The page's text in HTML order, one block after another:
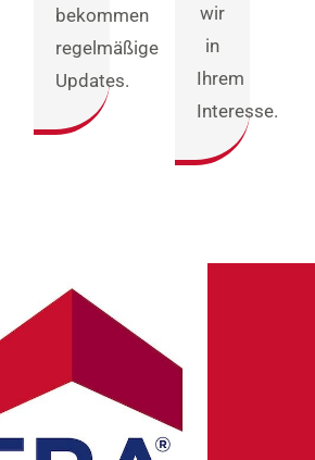
bekommen
regelmäßige
Updates.
wir
in
Ihrem
Interesse.